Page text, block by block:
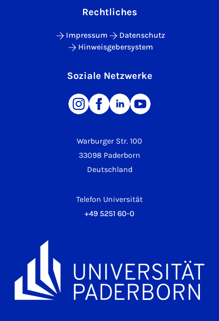
Warburger Str. 100
33098 Paderborn
Deutschland
Telefon Universität
+49 5251 60-0
Rechtliches
Impressum
Datenschutz
Hinweisgebersystem
Soziale Netzwerke